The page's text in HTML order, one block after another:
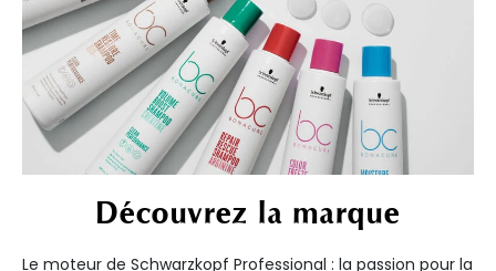
Découvrez la marque
Le moteur de Schwarzkopf Professional : la passion pour la